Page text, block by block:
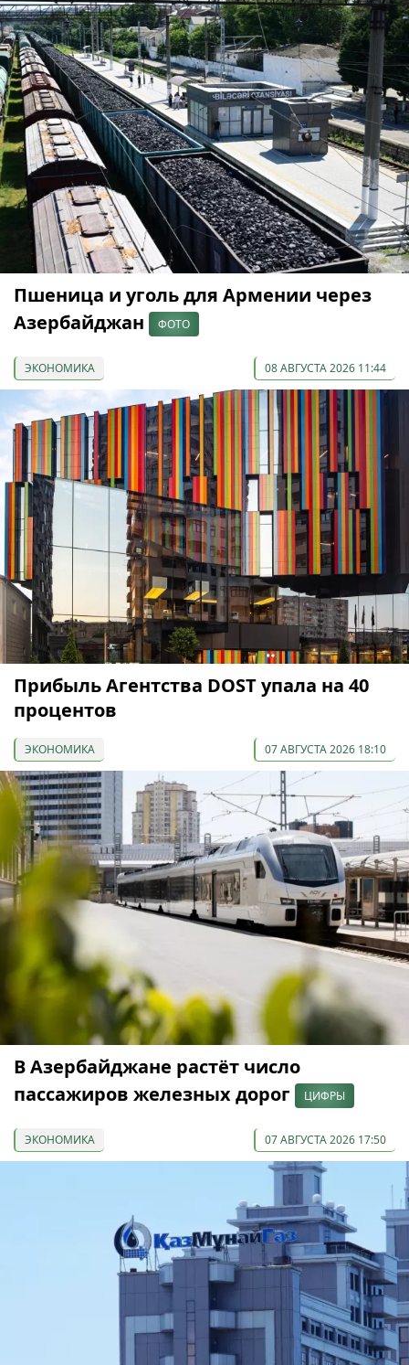
Пшеница и уголь для Армении через
Азербайджан
ФОТО
ЭКОНОМИКА 08 АВГУСТА 2026 11:44
Прибыль Агентства DOST упала на 40
процентов
ЭКОНОМИКА 07 АВГУСТА 2026 18:10
В Азербайджане растёт число
пассажиров железных дорог
ЦИФРЫ
ЭКОНОМИКА 07 АВГУСТА 2026 17:50